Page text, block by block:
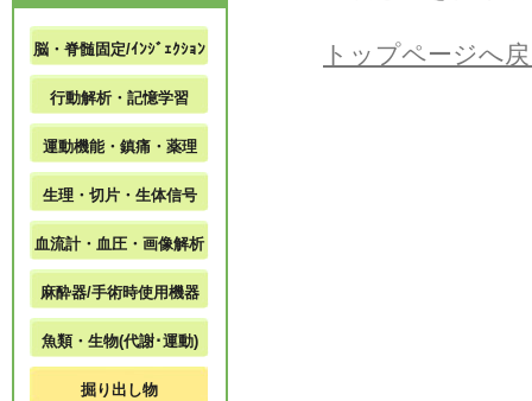
トップページへ
脳・脊髄固定/ｲﾝｼﾞｪｸｼｮﾝ
行動解析・記憶学習
運動機能・鎮痛・薬理
生理・切片・生体信号
血流計・血圧・画像解析
麻酔器/手術時使用機器
魚類・生物(代謝･運動)
掘り出し物